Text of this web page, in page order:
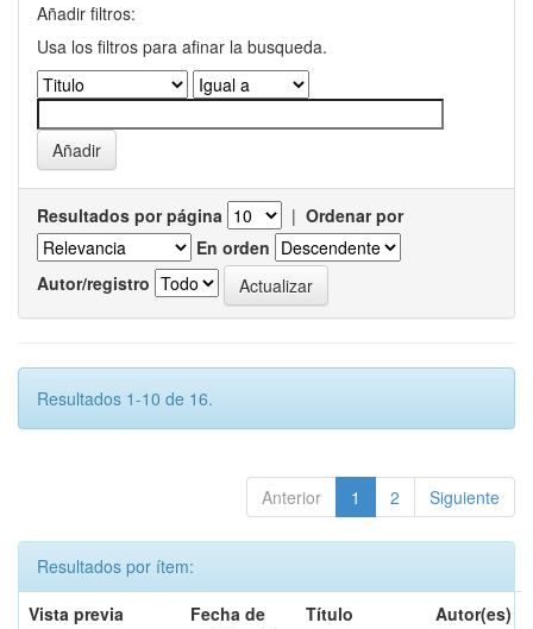
Añadir filtros:
Usa los filtros para afinar la busqueda.
Resultados por página | Ordenar por
En orden
Autor/registro
Resultados 1-10 de 16.
Anterior 1 2 Siguiente
Resultados por ítem:
Vista previa
Fecha de
Título Autor(es)